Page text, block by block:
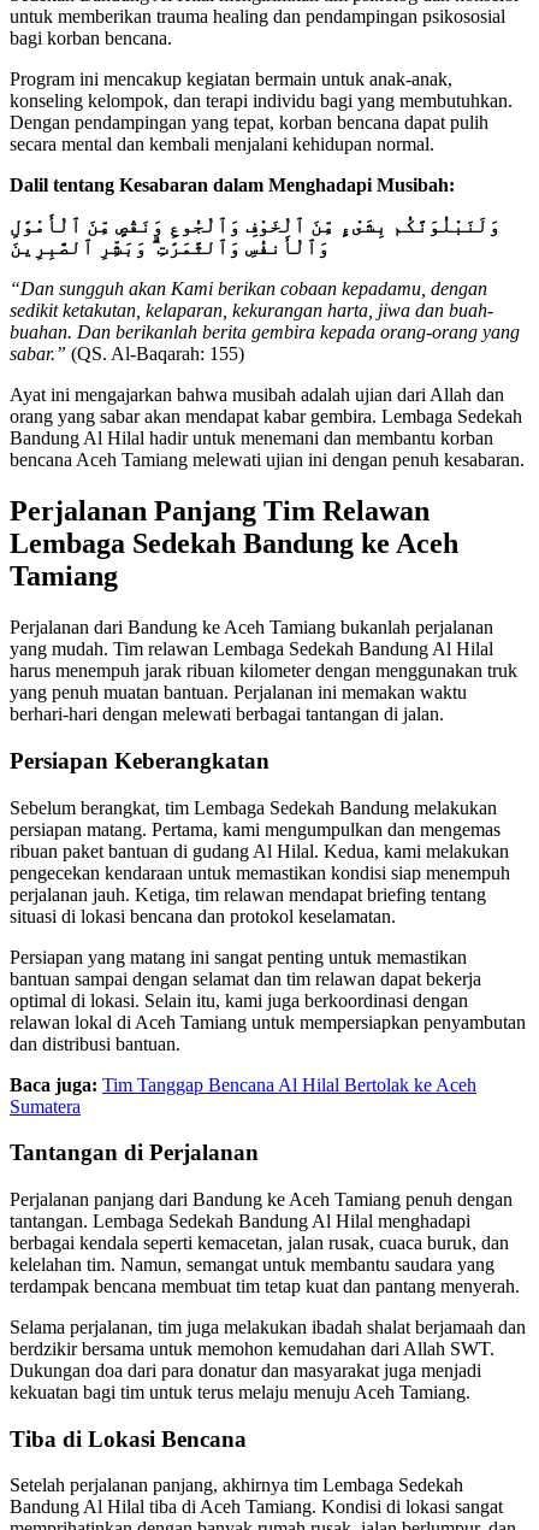
untuk memberikan trauma healing dan pendampingan psikososial
bagi korban bencana.
Program ini mencakup kegiatan bermain untuk anak-anak,
konseling kelompok, dan terapi individu bagi yang membutuhkan.
Dengan pendampingan yang tepat, korban bencana dapat pulih
secara mental dan kembali menjalani kehidupan normal.
Dalil tentang Kesabaran dalam Menghadapi Musibah:
وَلَنَبْلُوَنَّكُم بِشَىْءٍ مِّنَ ٱلْخَوْفِ وَٱلْجُوعِ وَنَقْصٍ مِّنَ ٱلْأَمْوَٰلِ
وَٱلْأَنفُسِ وَٱلثَّمَرَٰتِ ۗ وَبَشِّرِ ٱلصَّٰبِرِينَ
“Dan sungguh akan Kami berikan cobaan kepadamu, dengan
sedikit ketakutan, kelaparan, kekurangan harta, jiwa dan buah-
buahan. Dan berikanlah berita gembira kepada orang-orang yang
sabar.” (QS. Al-Baqarah: 155)
Ayat ini mengajarkan bahwa musibah adalah ujian dari Allah dan
orang yang sabar akan mendapat kabar gembira. Lembaga Sedekah
Bandung Al Hilal hadir untuk menemani dan membantu korban
bencana Aceh Tamiang melewati ujian ini dengan penuh kesabaran.
Perjalanan Panjang Tim Relawan
Lembaga Sedekah Bandung ke Aceh
Tamiang
Perjalanan dari Bandung ke Aceh Tamiang bukanlah perjalanan
yang mudah. Tim relawan Lembaga Sedekah Bandung Al Hilal
harus menempuh jarak ribuan kilometer dengan menggunakan truk
yang penuh muatan bantuan. Perjalanan ini memakan waktu
berhari-hari dengan melewati berbagai tantangan di jalan.
Persiapan Keberangkatan
Sebelum berangkat, tim Lembaga Sedekah Bandung melakukan
persiapan matang. Pertama, kami mengumpulkan dan mengemas
ribuan paket bantuan di gudang Al Hilal. Kedua, kami melakukan
pengecekan kendaraan untuk memastikan kondisi siap menempuh
perjalanan jauh. Ketiga, tim relawan mendapat briefing tentang
situasi di lokasi bencana dan protokol keselamatan.
Persiapan yang matang ini sangat penting untuk memastikan
bantuan sampai dengan selamat dan tim relawan dapat bekerja
optimal di lokasi. Selain itu, kami juga berkoordinasi dengan
relawan lokal di Aceh Tamiang untuk mempersiapkan penyambutan
dan distribusi bantuan.
Baca juga: Tim Tanggap Bencana Al Hilal Bertolak ke Aceh
Sumatera
Tantangan di Perjalanan
Perjalanan panjang dari Bandung ke Aceh Tamiang penuh dengan
tantangan. Lembaga Sedekah Bandung Al Hilal menghadapi
berbagai kendala seperti kemacetan, jalan rusak, cuaca buruk, dan
kelelahan tim. Namun, semangat untuk membantu saudara yang
terdampak bencana membuat tim tetap kuat dan pantang menyerah.
Selama perjalanan, tim juga melakukan ibadah shalat berjamaah dan
berdzikir bersama untuk memohon kemudahan dari Allah SWT.
Dukungan doa dari para donatur dan masyarakat juga menjadi
kekuatan bagi tim untuk terus melaju menuju Aceh Tamiang.
Tiba di Lokasi Bencana
Setelah perjalanan panjang, akhirnya tim Lembaga Sedekah
Bandung Al Hilal tiba di Aceh Tamiang. Kondisi di lokasi sangat